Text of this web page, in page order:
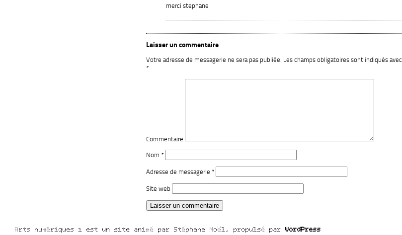
merci stephane
Laisser un commentaire
Votre adresse de messagerie ne sera pas publiée. Les champs obligatoires sont indiqués avec
*
Commentaire
Nom *
Adresse de messagerie *
Site web
Arts numériques 1 est un site animé par Stéphane Noël, propulsé par WordPress